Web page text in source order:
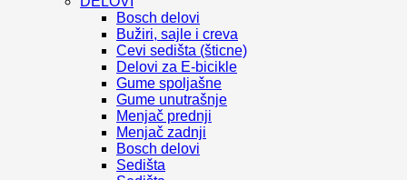
Bosch delovi
Bužiri, sajle i creva
Cevi sedišta (šticne)
Delovi za E-bicikle
Gume spoljašne
Gume unutrašnje
Menjač prednji
Menjač zadnji
Bosch delovi
Sedišta